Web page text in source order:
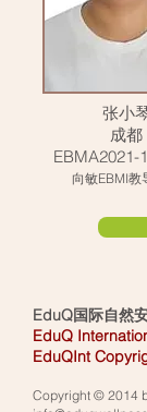
张小
成都
EBMA2021-
向敏EBMI教
EduQ国际自然
EduQ
EduQInt
Copyright © 2014